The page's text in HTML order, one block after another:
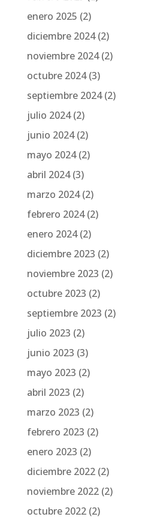
enero 2025 (2)
diciembre 2024(2)
noviembre 2024(2)
octubre 2024(3)
septiembre 2024(2)
julio 2024(2)
junio 2024(2)
mayo 2024(2)
abril 2024(3)
marzo 2024(2)
febrero 2024(2)
enero 2024(2)
diciembre 2023 (2)
noviembre 2023 (2)
octubre 2023 (2)
septiembre 2023 (2)
julio 2023 (2)
junio 2023 (3)
mayo 2023 (2)
abril 2023 (2)
marzo 2023 (2)
febrero 2023 (2)
enero 2023 (2)
diciembre 2022(2)
noviembre 2022(2)
octubre 2022(2)